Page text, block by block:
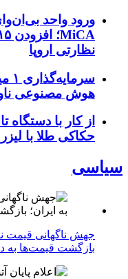
ورود واحد
نظارتی اروپا
هوش مصنوعی
از کار با
حکاکی طلا با لیزر
سیاسی
جهش ناگهانی قیمت
بازگشت قیمت‌ها به